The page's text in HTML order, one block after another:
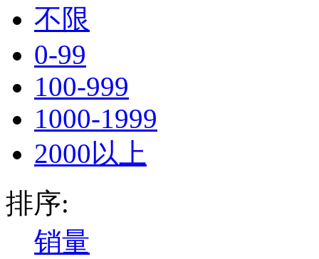
不限
0-99
100-999
1000-1999
2000以上
排序:
销量